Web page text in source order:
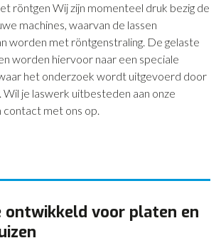
röntgen Wij zijn momenteel druk bezig de
machines, waarvan de lassen
worden met röntgenstraling. De gelaste
worden hiervoor naar een speciale
het onderzoek wordt uitgevoerd door
je laswerk uitbesteden aan onze
contact met ons op.
ontwikkeld voor platen en